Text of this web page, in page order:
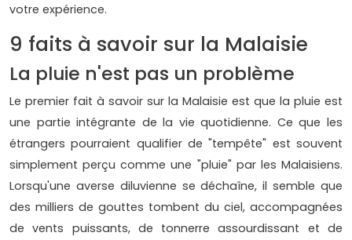
votre expérience.
9 faits à savoir sur la Malaisie
La pluie n'est pas un problème
Le premier fait à savoir sur la Malaisie est que la pluie est
une partie intégrante de la vie quotidienne. Ce que les
étrangers pourraient qualifier de "tempête" est souvent
simplement perçu comme une "pluie" par les Malaisiens.
Lorsqu'une averse diluvienne se déchaîne, il semble que
des milliers de gouttes tombent du ciel, accompagnées
de vents puissants, de tonnerre assourdissant et de